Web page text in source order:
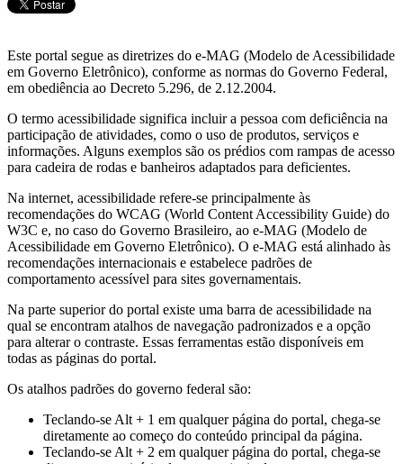
Este portal segue as diretrizes do e-MAG (Modelo de Acessibilidade
em Governo Eletrônico), conforme as normas do Governo Federal,
em obediência ao Decreto 5.296, de 2.12.2004.
O termo acessibilidade significa incluir a pessoa com deficiência na
participação de atividades, como o uso de produtos, serviços e
informações. Alguns exemplos são os prédios com rampas de acesso
para cadeira de rodas e banheiros adaptados para deficientes.
Na internet, acessibilidade refere-se principalmente às
recomendações do WCAG (World Content Accessibility Guide) do
W3C e, no caso do Governo Brasileiro, ao e-MAG (Modelo de
Acessibilidade em Governo Eletrônico). O e-MAG está alinhado às
recomendações internacionais e estabelece padrões de
comportamento acessível para sites governamentais.
Na parte superior do portal existe uma barra de acessibilidade na
qual se encontram atalhos de navegação padronizados e a opção
para alterar o contraste. Essas ferramentas estão disponíveis em
todas as páginas do portal.
Os atalhos padrões do governo federal são:
Teclando-se Alt + 1 em qualquer página do portal, chega-se
diretamente ao começo do conteúdo principal da página.
Teclando-se Alt + 2 em qualquer página do portal, chega-se